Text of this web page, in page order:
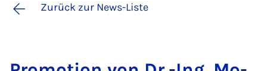
Zurück zur News-Liste